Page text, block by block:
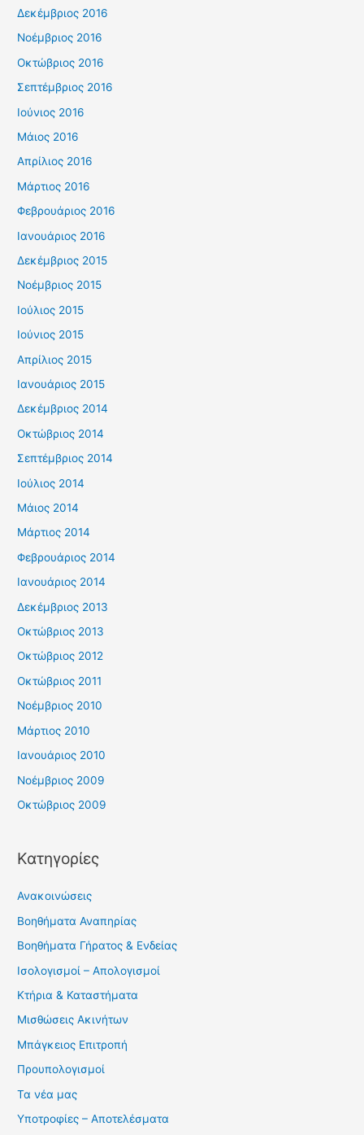
Δεκέμβριος 2016
Νοέμβριος 2016
Οκτώβριος 2016
Σεπτέμβριος 2016
Ιούνιος 2016
Μάιος 2016
Απρίλιος 2016
Μάρτιος 2016
Φεβρουάριος 2016
Ιανουάριος 2016
Δεκέμβριος 2015
Νοέμβριος 2015
Ιούλιος 2015
Ιούνιος 2015
Απρίλιος 2015
Ιανουάριος 2015
Δεκέμβριος 2014
Οκτώβριος 2014
Σεπτέμβριος 2014
Ιούλιος 2014
Μάιος 2014
Μάρτιος 2014
Φεβρουάριος 2014
Ιανουάριος 2014
Δεκέμβριος 2013
Οκτώβριος 2013
Οκτώβριος 2012
Οκτώβριος 2011
Νοέμβριος 2010
Μάρτιος 2010
Ιανουάριος 2010
Νοέμβριος 2009
Οκτώβριος 2009
Kατηγορίες
Ανακοινώσεις
Βοηθήματα Αναπηρίας
Βοηθήματα Γήρατος & Ενδείας
Ισολογισμοί – Απολογισμοί
Κτήρια & Καταστήματα
Μισθώσεις Ακινήτων
Μπάγκειος Επιτροπή
Προυπολογισμοί
Τα νέα μας
Υποτροφίες – Αποτελέσματα